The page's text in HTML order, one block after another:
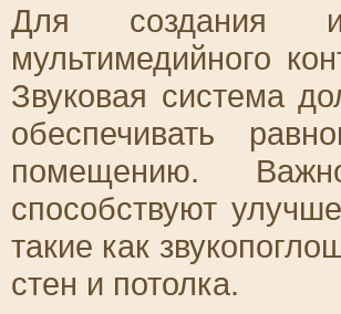
Для создания
мультимедийного
Звуковая система
обеспечивать
помещению.
способствуют
такие как
стен и потолка.